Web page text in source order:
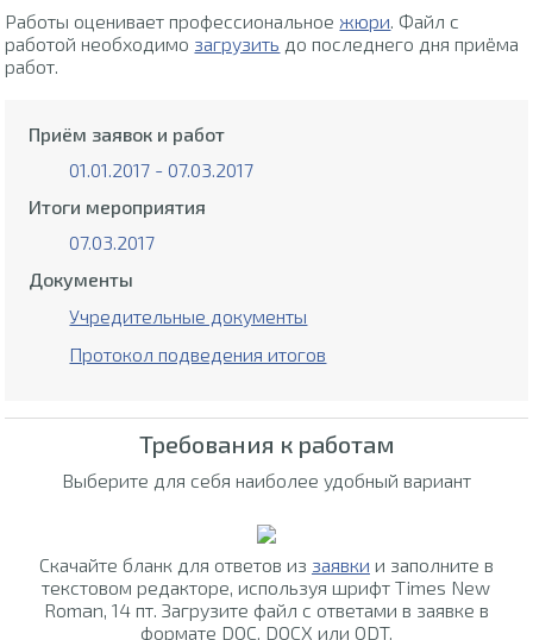
Работы оценивает профессиональное жюри. Файл с
работой необходимо загрузить до последнего дня приёма
работ.
Приём заявок и работ
01.01.2017 - 07.03.2017
Итоги мероприятия
07.03.2017
Документы
Учредительные документы
Протокол подведения итогов
Требования к работам
Выберите для себя наиболее удобный вариант
Скачайте бланк для ответов из заявки и заполните в
текстовом редакторе, используя шрифт Times New
Roman, 14 пт. Загрузите файл с ответами в заявке в
формате DOC, DOCX или ODT.